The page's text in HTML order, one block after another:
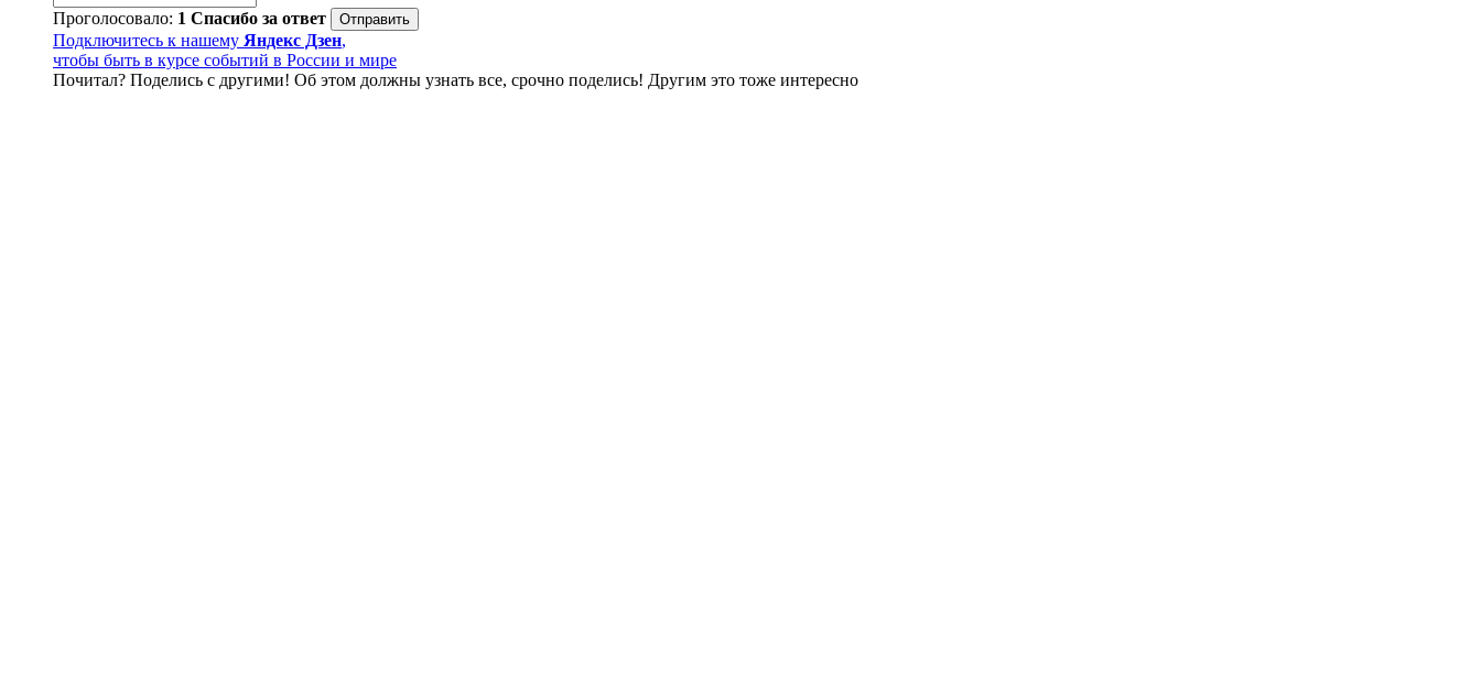
Проголосовало: 1 Спасибо за ответ
Подключитесь к нашему Яндекс Дзен,
чтобы быть в курсе событий в России и мире
Почитал? Поделись с другими! Об этом должны узнать все, срочно поделись! Другим это тоже интересно